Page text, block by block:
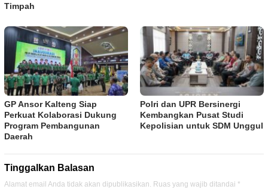
Timpah
GP Ansor Kalteng Siap
Perkuat Kolaborasi Dukung
Program Pembangunan
Daerah
Polri dan UPR Bersinergi
Kembangkan Pusat Studi
Kepolisian untuk SDM Unggul
Tinggalkan Balasan
Alamat email Anda tidak akan dipublikasikan. Ruas yang wajib ditandai *